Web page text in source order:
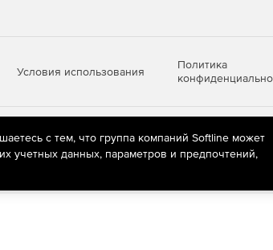
Условия использования
Политика
(информационные технологии
сети «Интернет», находящихся на
с тем, что группа компаний Softline может
учетных данных, параметров и предпочтений,